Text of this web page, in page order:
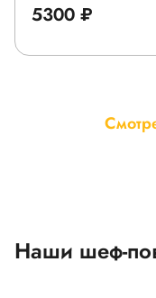
5300 ₽
Наши шеф-